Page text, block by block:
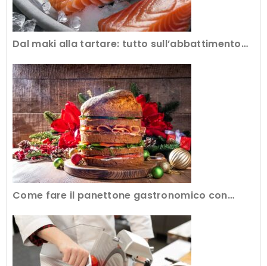
Dal maki alla tartare: tutto sull’abbattimento
Come fare il panettone gastronomico con